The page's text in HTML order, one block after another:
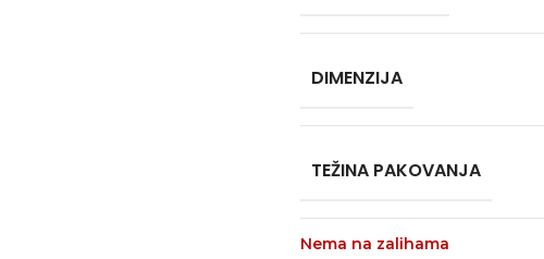
DIMENZIJA
TEŽINA PAKOVANJA
Nema na zalihama